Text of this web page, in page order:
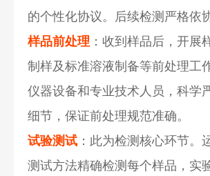
的个性化协议。后续检测严格依
样品前处理 ：收到样品后，开展
制样及标准溶液制备等前处理工
仪器设备和专业技术人员，科学
细节，保证前处理规范准确。
试验测试 ：此为检测核心环节。
测试方法精确检测每个样品，实